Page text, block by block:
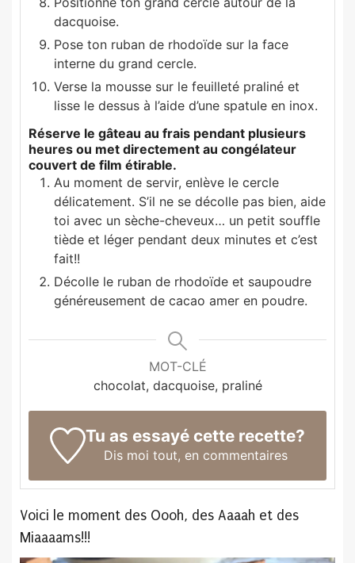
dacquoise.
Pose ton ruban de rhodoïde sur la face
interne du grand cercle.
Verse la mousse sur le feuilleté praliné et
lisse le dessus à l’aide d’une spatule en inox.
Réserve le gâteau au frais pendant plusieurs
heures ou met directement au congélateur
couvert de film étirable.
Au moment de servir, enlève le cercle
délicatement. S’il ne se décolle pas bien, aide
toi avec un sèche-cheveux… un petit souffle
tiède et léger pendant deux minutes et c’est
fait!!
Décolle le ruban de rhodoïde et saupoudre
généreusement de cacao amer en poudre.
MOT-CLÉ
chocolat, dacquoise, praliné
Tu as essayé cette recette?
Dis moi tout, en commentaires
Voici le moment des Oooh, des Aaaah et des
Miaaaams!!!